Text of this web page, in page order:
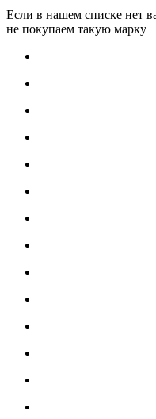
Если в нашем списке нет
не покупаем такую марку